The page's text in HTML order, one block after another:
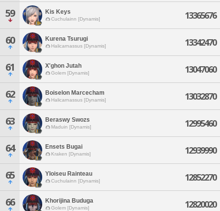
59 Kis Keys
Cuchulainn [Dynamis] 13365676
60 Kurena Tsurugi
Halicarnassus [Dynamis] 13342470
61 X'ghon Jutah
Golem [Dynamis] 13047060
62 Boiselon Marcecham
Halicarnassus [Dynamis] 13032870
63 Beraswy Swozs
Maduin [Dynamis] 12995460
64 Ensets Bugai
Kraken [Dynamis] 12939990
65 Yloiseu Rainteau
Cuchulainn [Dynamis] 12852270
66 Khorijina Buduga
Golem [Dynamis] 12820020